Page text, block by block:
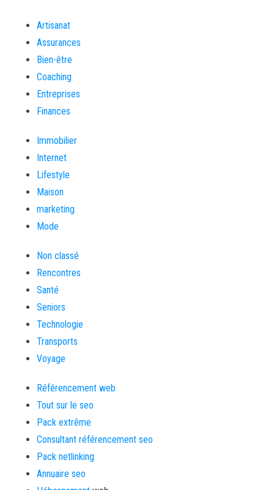
Artisanat
Assurances
Bien-être
Coaching
Entreprises
Finances
Immobilier
Internet
Lifestyle
Maison
marketing
Mode
Non classé
Rencontres
Santé
Seniors
Technologie
Transports
Voyage
Référencement web
Tout sur le seo
Pack extrême
Consultant référencement seo
Pack netlinking
Annuaire seo